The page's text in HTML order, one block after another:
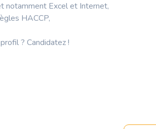
notamment Excel et Internet,
HACCP,
? Candidatez !